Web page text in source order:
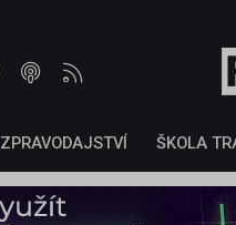
ZPRAVODAJSTVÍ ŠKOLA